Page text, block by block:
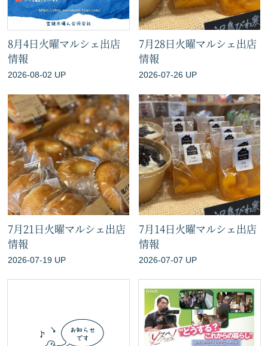
8月4日火曜マルシェ出店
情報
2026-08-02 UP
7月28日火曜マルシェ出店
情報
2026-07-26 UP
7月21日火曜マルシェ出店
情報
2026-07-19 UP
7月14日火曜マルシェ出店
情報
2026-07-07 UP